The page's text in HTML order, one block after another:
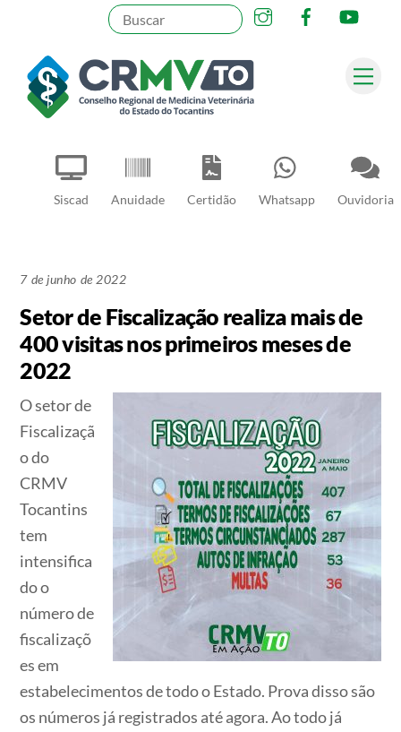
content
Siscad Anuidade Certidão Whatsapp Ouvidoria
InstagramFacebook
Pesquisar
7 de junho de 2022
Setor de Fiscalização realiza mais de
400 visitas nos primeiros meses de
2022
O setor de
Fiscalizaçã
o do
CRMV
Tocantins
tem
intensifica
do o
número de
fiscalizaçõ
es em
estabelecimentos de todo o Estado. Prova disso são
os números já registrados até agora. Ao todo já